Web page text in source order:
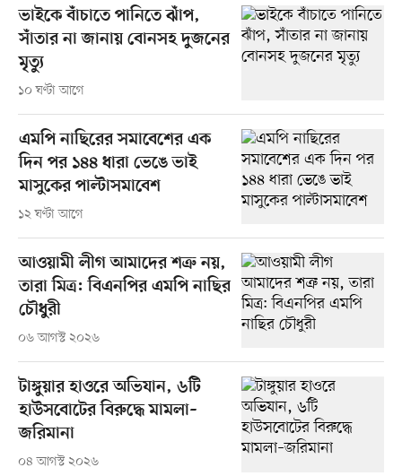
ভাইকে বাঁচাতে পানিতে ঝাঁপ,
সাঁতার না জানায় বোনসহ দুজনের
মৃত্যু
১০ ঘণ্টা আগে
এমপি নাছিরের সমাবেশের এক
দিন পর ১৪৪ ধারা ভেঙে ভাই
মাসুকের পাল্টাসমাবেশ
১২ ঘণ্টা আগে
আওয়ামী লীগ আমাদের শত্রু নয়,
তারা মিত্র: বিএনপির এমপি নাছির
চৌধুরী
০৬ আগস্ট ২০২৬
টাঙ্গুয়ার হাওরে অভিযান, ৬টি
হাউসবোটের বিরুদ্ধে মামলা–
জরিমানা
০৪ আগস্ট ২০২৬